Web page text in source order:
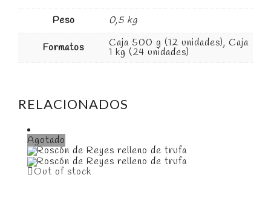
Peso 0,5 kg
Formatos Caja 500 g (12 unidades), Caja
1 kg (24 unidades)
RELACIONADOS
Agotado
Out of stock